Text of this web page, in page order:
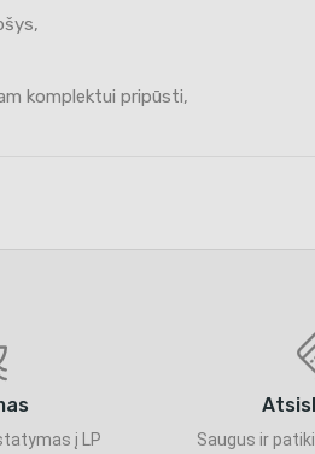
komplektui pripūsti,
į LP
Saugus ir